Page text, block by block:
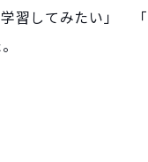
習してみたい」